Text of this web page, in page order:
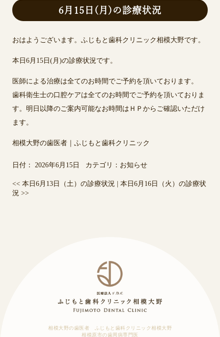
6月15日(月)の診療状況
おはようございます。ふじもと歯科クリニック相模大野です。
本日6月15日(月)の診療状況です。
医師による治療は全てのお時間でご予約を頂いております。
歯科衛生士の口腔ケアは全てのお時間でご予約を頂いておりま
す。明日以降のご案内可能なお時間はＨＰからご確認いただけ
ます。
相模大野の歯医者｜ふじもと歯科クリニック
日付： 2026年6月15日 カテゴリ： お知らせ
<< 本日6月13日（土）の診療状況
本日6月16日（火）の診療状
況 >>
相模大野の歯医者 ふじもと歯科クリニック相模大野
相模原市の歯周病専門医